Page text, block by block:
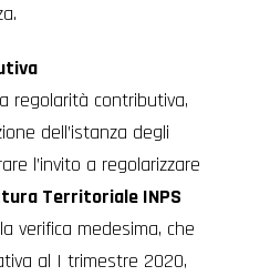
regolarità contributiva,
dell’istanza degli
l’invito a regolarizzare
Territoriale INPS
verifica medesima, che
al I trimestre 2020,